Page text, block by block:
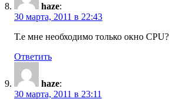
haze:
30 марта, 2011 в 22:43
Т.е мне необходимо только окно CPU?
Ответить
haze:
30 марта, 2011 в 23:11